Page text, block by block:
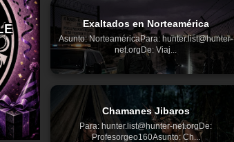
Exaltados en Norteamérica
Asunto: NorteaméricaPara: hunter.list@hunter-
net.orgDe: Viaj...
Chamanes Jibaros
Para: hunter.list@hunter-net.orgDe:
Profesorgeo160Asunto: Ch...